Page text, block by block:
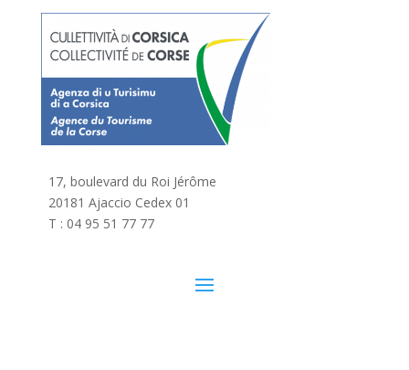
17, boulevard du Roi Jérôme
20181 Ajaccio Cedex 01
T : 04 95 51 77 77